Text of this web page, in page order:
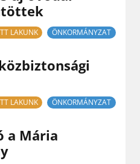
LAKUNK ÖNKORMÁNYZAT
LAKUNK ÖNKORMÁNYZAT
a Mária